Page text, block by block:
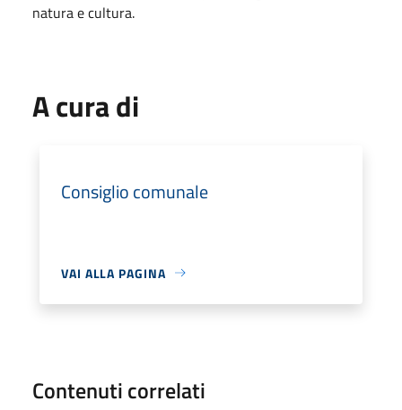
natura e cultura.
A cura di
Consiglio comunale
VAI ALLA PAGINA
Contenuti correlati